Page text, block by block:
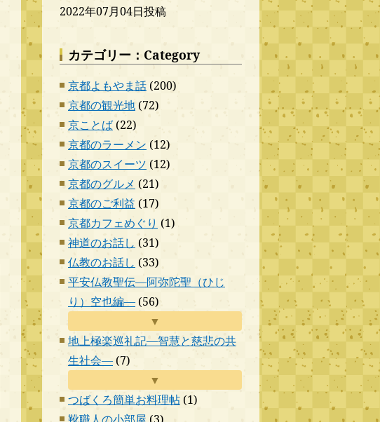
2022年07月04日投稿
カテゴリー：Category
京都よもやま話 (200)
京都の観光地 (72)
京ことば (22)
京都のラーメン (12)
京都のスイーツ (12)
京都のグルメ (21)
京都のご利益 (17)
京都カフェめぐり (1)
神道のお話し (31)
仏教のお話し (33)
平安仏教聖伝―阿弥陀聖（ひじ
り）空也編― (56)
▼
地上極楽巡礼記―智慧と慈悲の共
生社会― (7)
▼
つばくろ簡単お料理帖 (1)